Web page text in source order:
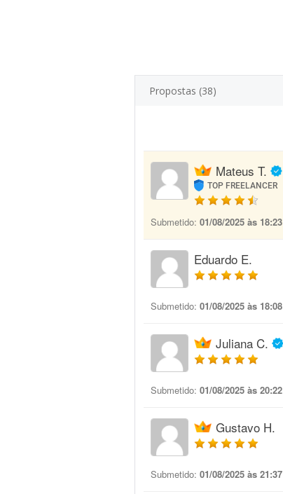
Propostas (38)
Mateus T.
TOP FREELANCER
Submetido: 01/08/2025 às 18:23
Eduardo E.
Submetido: 01/08/2025 às 18:08
Juliana C.
Submetido: 01/08/2025 às 20:22
Gustavo H.
Submetido: 01/08/2025 às 21:37